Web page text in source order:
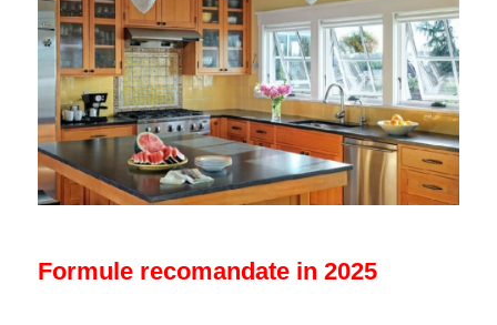
Formule recomandate in 2025